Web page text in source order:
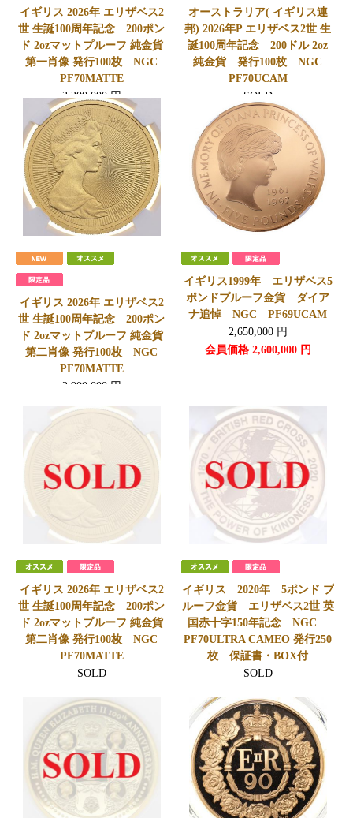
イギリス 2026年 エリザベス2
世 生誕100周年記念 200ポン
ド 2ozマットプルーフ 純金貨
第一肖像 発行100枚 NGC
PF70MATTE
3,200,000円
会員価格 3,150,000円
オーストラリア( イギリス連
邦) 2026年P エリザベス2世 生
誕100周年記念 200ドル 2oz
純金貨 発行100枚 NGC
PF70UCAM
SOLD
イギリス 2026年 エリザベス2
世 生誕100周年記念 200ポン
ド 2ozマットプルーフ 純金貨
第二肖像 発行100枚 NGC
PF70MATTE
2,900,000 円
会員価格
2,880,000
イギリス1999年 エリザベス5
ポンドプルーフ金貨 ダイア
ナ追悼 NGC PF69UCAM
2,650,000 円
会員価格 2,600,000円
イギリス 2026年 エリザベス2
世 生誕100周年記念 200ポン
ド 2ozマットプルーフ 純金貨
第二肖像 発行100枚 NGC
PF70MATTE
SOLD
イギリス 2020年 5ポンド プ
ルーフ金貨 エリザベス2世 英
国赤十字150年記念 NGC
PF70ULTRA CAMEO 発行250
枚 保証書・BOX付
SOLD